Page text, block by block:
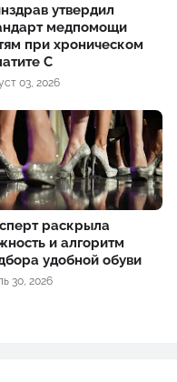
утвердил
медпомощи
при хроническом
С
03, 2026
раскрыла
и алгоритм
удобной обуви
30, 2026